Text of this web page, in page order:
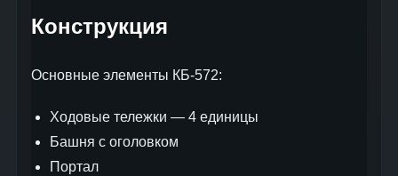
Конструкция
Основные элементы КБ-572:
Ходовые тележки — 4 единицы
Башня с оголовком
Портал